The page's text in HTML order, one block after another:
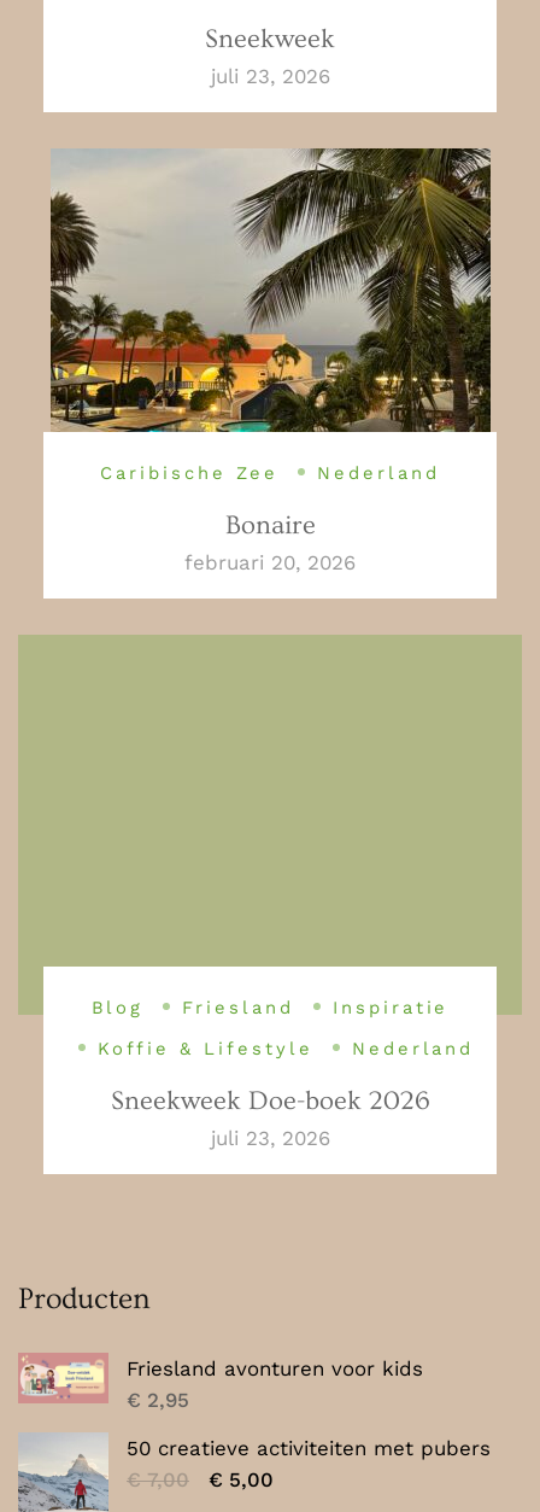
Sneekweek
juli 23, 2026
Caribische Zee Nederland
Bonaire
februari 20, 2026
Blog Friesland
Inspiratie
Koffie & Lifestyle
Nederland
Sneekweek Doe-boek 2026
juli 23, 2026
Producten
Friesland avonturen voor kids
€ 2,95
50 creatieve activiteiten met pubers
€7,00
Oorspronkelijke
€ 5,00